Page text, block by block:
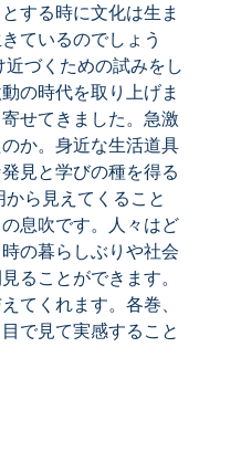
する時に文化は生ま
ているのでしょう
づくための試みをし
の時代を取り上げま
せてきました。急激
か。身近な生活道具
見と学びの種を得る
ら見えてくること
息吹です。人々はど
の暮らしぶりや社会
ることができます。
てくれます。各巻、
で見て実感すること